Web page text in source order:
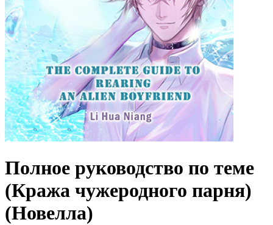
Полное руководство по теме
(Кража чужеродного парня)
(Новелла)